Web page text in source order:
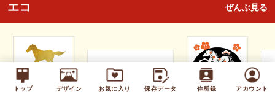
トップ デザイン お気に入り 保存データ 住所録 アカウント
エコ ぜんぶ見る